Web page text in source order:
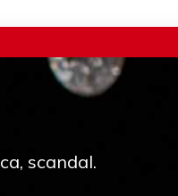
scandal.